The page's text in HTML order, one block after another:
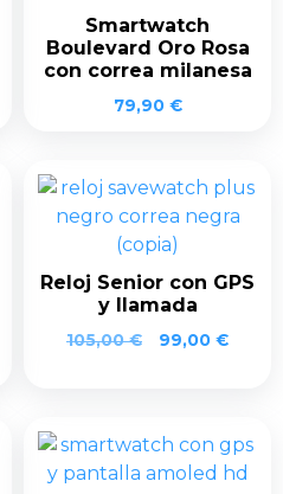
Smartwatch
Boulevard Oro Rosa
con correa milanesa
79,90 €
Reloj Senior con GPS
y llamada
105,00€
El
105,00 €.
99,00 €El